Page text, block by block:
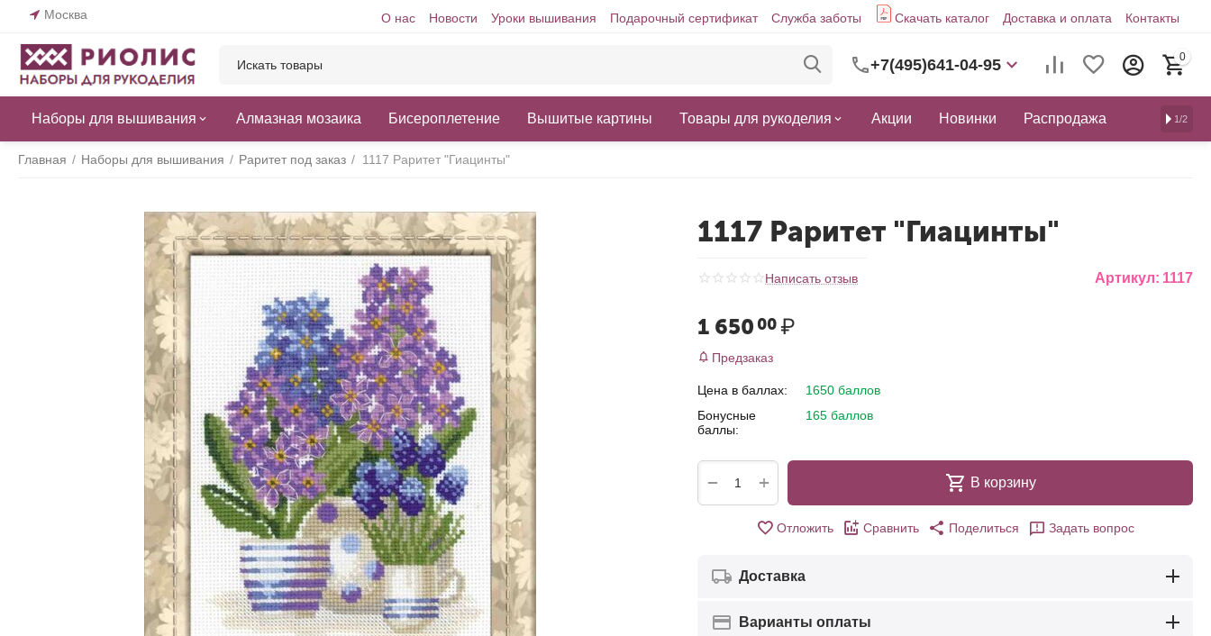
Москва О нас Новости Уроки вышивания Подарочный сертификат Служба заботы Скачать каталог Доставка и оплата Контакты
+7(495)641-04-95 0
Наборы для вышивания Алмазная мозаика Бисероплетение Вышитые картины Товары для рукоделия Акции Новинки Распродажа 1/2
Главная / Наборы для вышивания / Раритет под заказ / 1117 Раритет "Гиацинты"
1117 Раритет "Гиацинты"
Написать отзыв Артикул: 1117
1 650 00₽
Предзаказ
Цена в баллах:
1650 баллов
Бонусные
баллы:
165 баллов
+
− В корзину
Отложить Сравнить Поделиться Задать вопрос
Доставка
Варианты оплаты